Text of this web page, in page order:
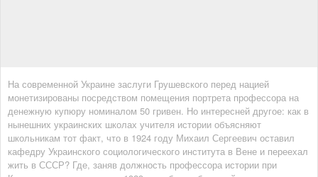
На современной Украине заслуги Грушевского перед нацией
монетизированы посредством помещения портрета профессора на
денежную купюру номиналом 50 гривен. Но интересней другое: как в
нынешних украинских школах учителя истории объясняют
школьникам тот факт, что в 1924 году Михаил Сергеевич оставил
кафедру Украинского социологического института в Вене и переехал
жить в СССР? Где, заняв должность профессора истории при